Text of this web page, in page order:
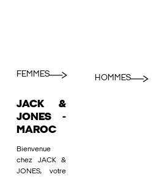
FEMMES HOMMES
JACK &
JONES -
MAROC
Bienvenue
chez JACK &
JONES, votre